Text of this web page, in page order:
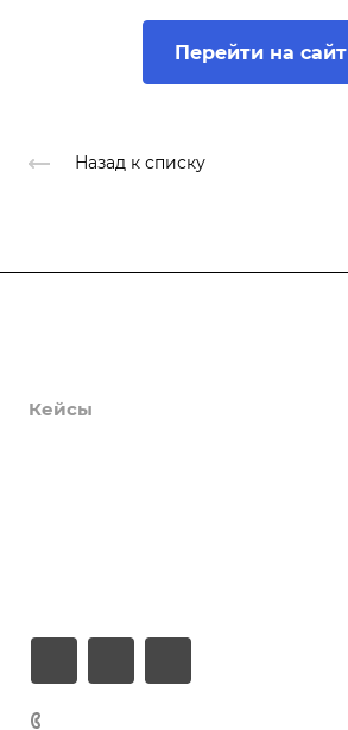
Перейти на сайт
Назад к списку
Кейсы